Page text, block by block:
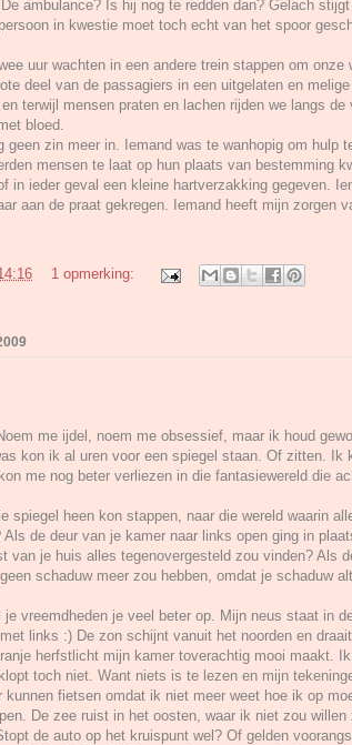
ambulance? Is hij nog te redden dan? Gelach
in kwestie moet toch echt van het spoor
uur wachten in een andere trein stappen om onze
deel van de passagiers in een uitgelaten en
terwijl mensen praten en lachen rijden we langs
bloed.
geen zin meer in. Iemand was te wanhopig om hulp
mensen te laat op hun plaats van bestemming
in ieder geval een kleine hartverzakking gegeven.
aan de praat gekregen. Iemand heeft mijn zorgen
1 opmerking:
me ijdel, noem me obsessief, maar ik houd
kon ik al uren voor een spiegel staan. Of zitten. Ik
me nog beter verliezen in die fantasiewereld die
spiegel heen kon stappen, naar die wereld waarin
Als de deur van je kamer naar links open ging in
van je huis alles tegenovergesteld zou vinden? Als
schaduw meer zou hebben, omdat je schaduw
je vreemdheden je veel beter op. Mijn neus staat in
links :) De zon schijnt vanuit het noorden en
herfstlicht mijn kamer toverachtig mooi maakt.
toch niet. Want niets is te lezen en mijn
kunnen fietsen omdat ik niet meer weet hoe ik op
De zee ruist in het oosten, waar ik niet zou
de auto op het kruispunt wel? Of gelden